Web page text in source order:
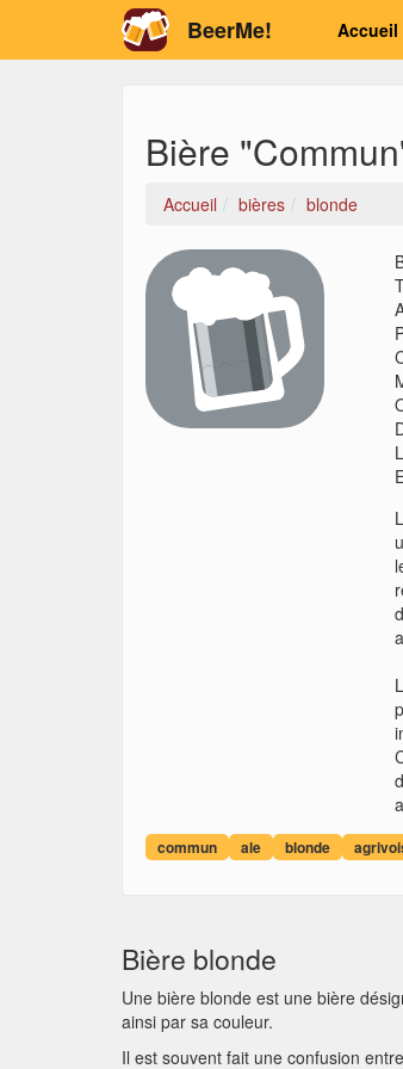
BeerMe! Accueil
Bière
Accueil bières blonde
commun ale blonde
Bière blonde
Une bière blonde est une bière
ainsi par sa couleur.
Il est souvent fait une confusion